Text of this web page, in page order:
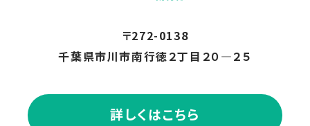
〒272-0138
千葉県市川市南行徳２丁目２０―２５
詳しくはこちら